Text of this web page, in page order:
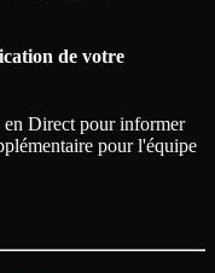
de votre
en Direct pour informer
pour l'équipe